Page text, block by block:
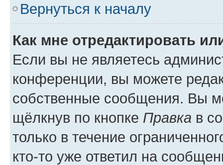
Вернуться к началу
Как мне отредактировать
Если вы не являетесь
конференции, вы можете
собственные сообщения. Вы
щёлкнув по кнопке Правка в
только в течение
кто-то уже ответил на